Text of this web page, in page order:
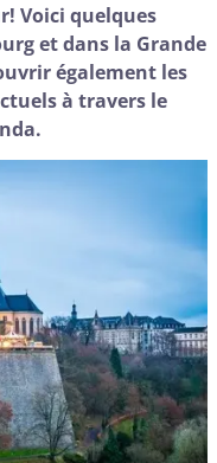
Voici quelques
et dans la Grande
également les
à travers le